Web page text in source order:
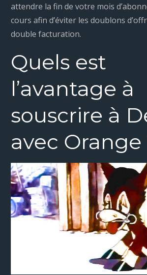
attendre la fin de votre mois
cours afin d’éviter les doublons
double facturation.
Quels est
l’avantage à
souscrire à
avec Orange